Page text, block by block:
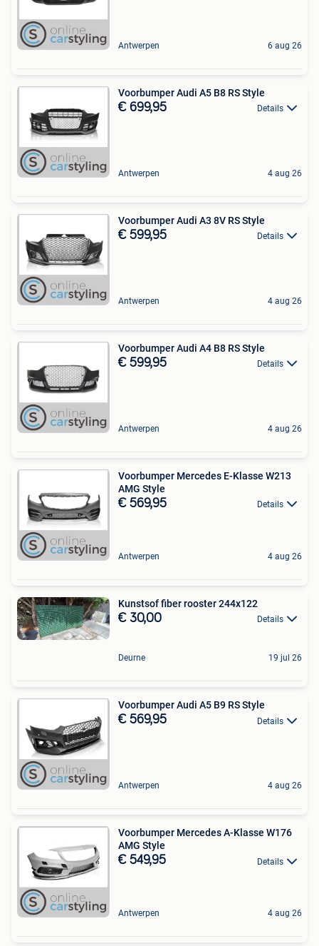
Antwerpen 6 aug 26
Voorbumper Audi A5 B8 RS Style
€ 699,95 Details
Antwerpen 4 aug 26
Voorbumper Audi A3 8V RS Style
€ 599,95 Details
Antwerpen 4 aug 26
Voorbumper Audi A4 B8 RS Style
€ 599,95 Details
Antwerpen 4 aug 26
Voorbumper Mercedes E-Klasse W213
AMG Style
€ 569,95 Details
Antwerpen 4 aug 26
Kunstsof fiber rooster 244x122
€ 30,00 Details
Deurne 19 jul 26
Voorbumper Audi A5 B9 RS Style
€ 569,95 Details
Antwerpen 4 aug 26
Voorbumper Mercedes A-Klasse W176
AMG Style
€ 549,95 Details
Antwerpen 4 aug 26